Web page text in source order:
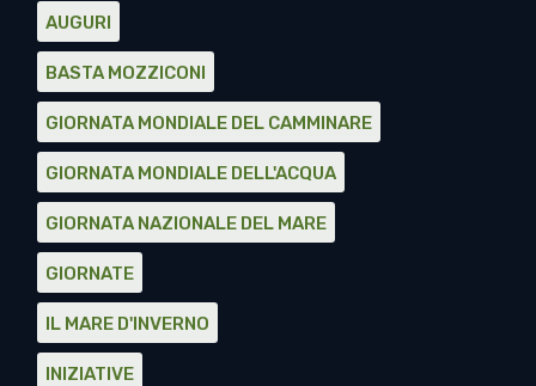
AUGURI
BASTA MOZZICONI
GIORNATA MONDIALE DEL CAMMINARE
GIORNATA MONDIALE DELL'ACQUA
GIORNATA NAZIONALE DEL MARE
GIORNATE
IL MARE D'INVERNO
INIZIATIVE